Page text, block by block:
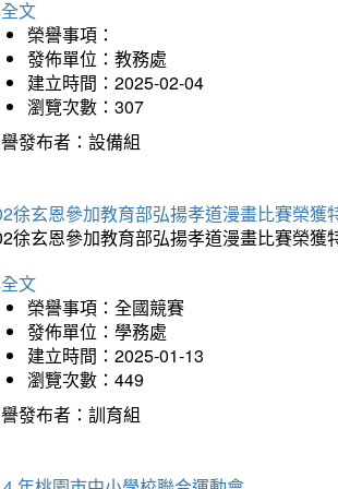
文
榮譽事項：
發佈單位：教務處
建立時間：2025-02-04
瀏覽次數：307
發布者：設備組
徐玄恩參加教育部弘揚孝道漫畫比賽榮獲
徐玄恩參加教育部弘揚孝道漫畫比賽榮獲
文
榮譽事項：全國競賽
發佈單位：學務處
建立時間：2025-01-13
瀏覽次數：449
發布者：訓育組